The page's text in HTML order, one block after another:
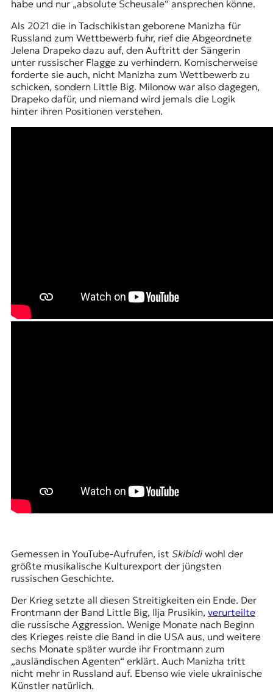
habe und nur „absolute Scheusale“ ansprechen könne.
Als 2021 die in Tadschikistan geborene Manizha für
Russland zum Wettbewerb fuhr, rief die Abgeordnete
Jelena Drapeko dazu auf, den Auftritt der Sängerin
unter russischer Flagge zu verhindern. Komischerweise
forderte sie auch, nicht Manizha zum Wettbewerb zu
schicken, sondern Little Big. Milonow war also dagegen,
Drapeko dafür, und niemand wird jemals die Logik
hinter ihren Positionen verstehen.
Gemessen in YouTube-Aufrufen, ist Skibidiwohl der
größte musikalische Kulturexport der jüngsten
russischen Geschichte.
Der Krieg setzte all diesen Streitigkeiten ein Ende. Der
Frontmann der Band Little Big, Ilja Prusikin, verurteilte
die russische Aggression. Wenige Monate nach Beginn
des Krieges reiste die Band in die USA aus, und weitere
sechs Monate später wurde ihr Frontmann zum
„ausländischen Agenten“ erklärt. Auch Manizha tritt
nicht mehr in Russland auf. Ebenso wie viele ukrainische
Künstler natürlich.